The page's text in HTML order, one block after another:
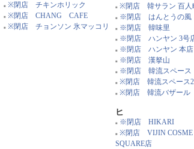
■ ※閉店 チキンホリック
■ ※閉店 CHANG CAFE
■ ※閉店 チョンソン 氷マッコリ
■ ※閉店 韓サラン 百人
■ ※閉店 はんとうの風
■ ※閉店 韓味里
■ ※閉店 ハンヤン 3号
■ ※閉店 ハンヤン 本店
■ ※閉店 漢拏山
■ ※閉店 韓流スペース
■ ※閉店 韓流スペース
■ ※閉店 韓流バザール
ヒ
■ ※閉店 HIKARI
■ ※閉店 VIJIN COSME
SQUARE店